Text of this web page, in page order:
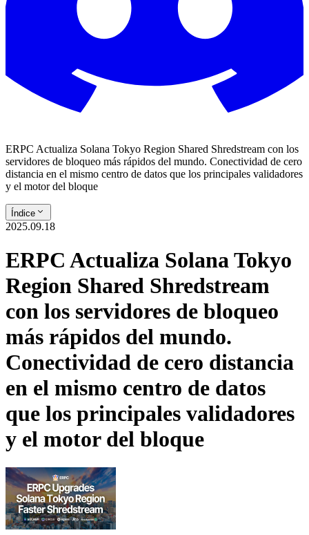
ERPC Actualiza Solana Tokyo Region Shared Shredstream con los
servidores de bloqueo más rápidos del mundo. Conectividad de cero
distancia en el mismo centro de datos que los principales validadores
y el motor del bloque
Índice
2025.09.18
ERPC Actualiza Solana Tokyo
Region Shared Shredstream
con los servidores de bloqueo
más rápidos del mundo.
Conectividad de cero distancia
en el mismo centro de datos
que los principales validadores
y el motor del bloque